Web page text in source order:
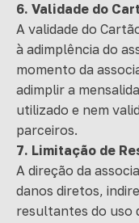
6. Validade do
A validade do
à adimplência do
momento da
adimplir a
utilizado e nem
parceiros.
7. Limitação de
A direção da
danos diretos,
resultantes do uso